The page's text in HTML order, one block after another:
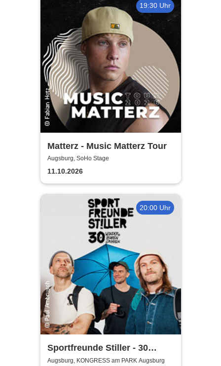
19:30 Uhr
Matterz - Music Matterz Tour
Augsburg, SoHo Stage
11.10.2026
20:00 Uhr
Sportfreunde Stiller - 30
wunderbaren Jahren
Augsburg, KONGRESS am PARK Augsburg